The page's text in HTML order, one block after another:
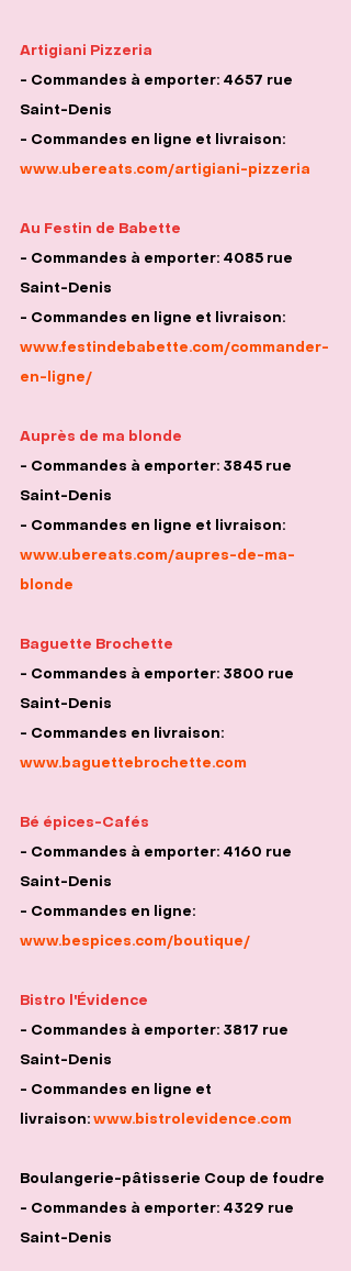
Artigiani Pizzeria
- Commandes à emporter: 4657 rue
Saint-Denis
- Commandes en ligne et livraison:
www.ubereats.com/artigiani-pizzeria
Au Festin de Babette
- Commandes à emporter: 4085 rue
Saint-Denis
- Commandes en ligne et livraison:
www.festindebabette.com/commander-
en-ligne/
Auprès de ma blonde
- Commandes à emporter: 3845 rue
Saint-Denis
- Commandes en ligne et livraison:
www.ubereats.com/aupres-de-ma-
blonde
Baguette Brochette
- Commandes à emporter: 3800 rue
Saint-Denis
- Commandes en livraison:
www.baguettebrochette.com
Bé épices-Cafés
- Commandes à emporter: 4160 rue
Saint-Denis
- Commandes en ligne:
www.bespices.com/boutique/
Bistro l'Évidence
- Commandes à emporter: 3817 rue
Saint-Denis
- Commandes en ligne et
livraison: www.bistrolevidence.com
Boulangerie-pâtisserie Coup de foudre
- Commandes à emporter: 4329 rue
Saint-Denis